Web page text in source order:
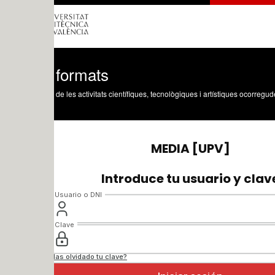
les activitats científiques, tecnològiques i artístiques ocorregudes en els tres